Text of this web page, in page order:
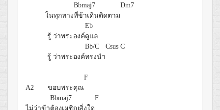
Bbmaj7
Dm7
ในทุกทางที่ข้าเดินติดตาม
Eb
รู้ ว่าพระองค์ดูแล
Bb/C
Csus C
รู้ ว่าพระองค์ทรงนำ
F
A2 ขอบพระคุณ
Bbmaj7
F
ไม่ว่าข้าต้องเผชิญสิ่งใด